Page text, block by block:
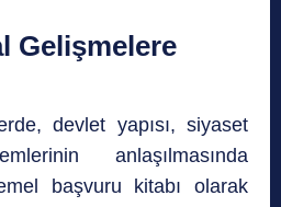
Gelişmelere
devlet yapısı, siyaset
anlaşılmasında
başvuru kitabı olarak